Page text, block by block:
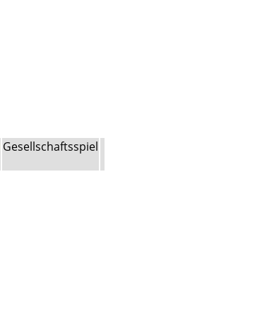
Gesellschaftsspiel